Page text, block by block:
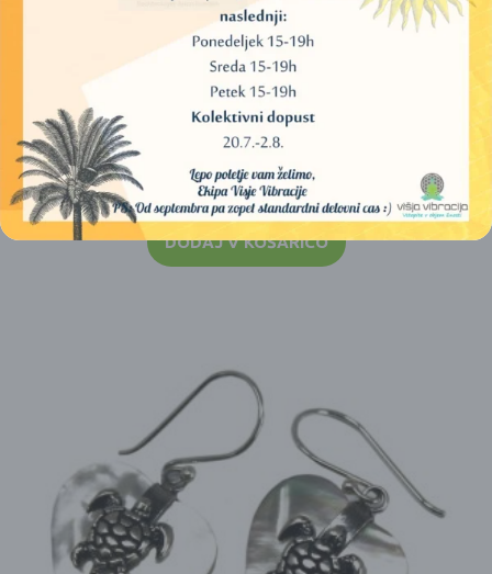
OGRLICA S KRISTALOM V OBLIKI SOLZE (KAMENA
12,00€
DODAJ V KOŠARICO